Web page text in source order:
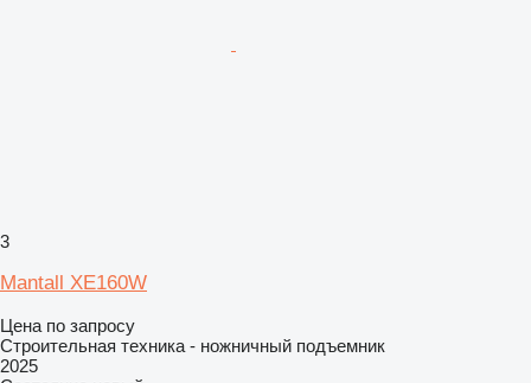
3
Mantall XE160W
Цена по запросу
Строительная техника - ножничный подъемник
2025